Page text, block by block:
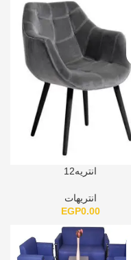
انتريه12
انتريهات
EGP0.00